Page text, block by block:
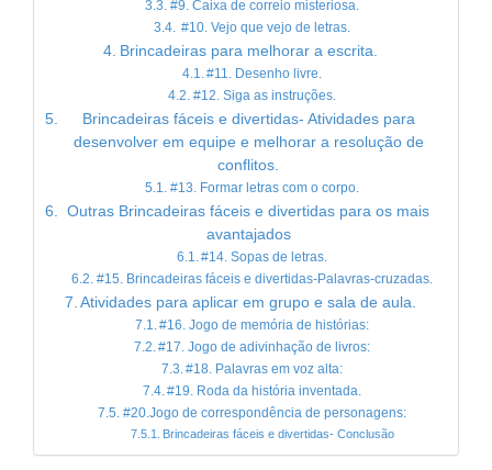
#9. Caixa de correio misteriosa.
#10. Vejo que vejo de letras.
Brincadeiras para melhorar a escrita.
#11. Desenho livre.
#12. Siga as instruções.
Brincadeiras fáceis e divertidas- Atividades para
desenvolver em equipe e melhorar a resolução de
conflitos.
#13. Formar letras com o corpo.
Outras Brincadeiras fáceis e divertidas para os mais
avantajados
#14. Sopas de letras.
#15. Brincadeiras fáceis e divertidas-Palavras-cruzadas.
Atividades para aplicar em grupo e sala de aula.
#16. Jogo de memória de histórias:
#17. Jogo de adivinhação de livros:
#18. Palavras em voz alta:
#19. Roda da história inventada.
#20.Jogo de correspondência de personagens:
Brincadeiras fáceis e divertidas- Conclusão